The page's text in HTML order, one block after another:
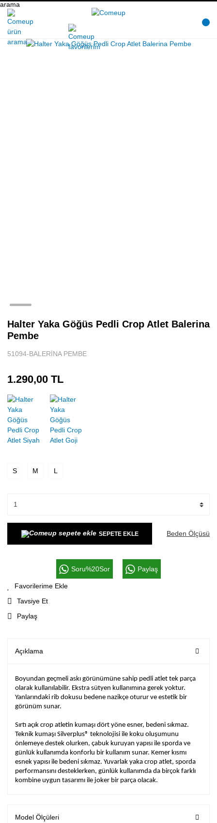
Halter Yaka Göğüs Pedli Crop Atlet Balerina
Pembe
51094-BALERİNA PEMBE
1.290,00 TL
S M L
SEPETE EKLE Beden Ölçüsü
Soru%20Sor Paylaş
Tavsiye Et
Paylaş
Açıklama
Boyundan geçmeli askı görünümüne sahip pedli atlet tek parça
olarak kullanılabilir. Ekstra sütyen kullanımına gerek yoktur.
Yanlarındaki rib dokusu bedene nazikçe oturur ve estetik bir
görünüm sunar.
Sırtı açık crop atletin kumaşı dört yöne esner, bedeni sıkmaz.
Teknik kumaşı Silverplus® teknolojisi ile koku oluşumunu
önlemeye destek olurken, çabuk kuruyan yapısı ile sporda ve
günlük kullanımda konforlu bir kullanım sunar. Kemer kısmı
esnek yapısı ile bedeni sıkmaz. Yuvarlak yaka crop atlet, sporda
performansını desteklerken, günlük kullanımda da birçok farklı
kombine uygun tasarımı ile joker bir parça olacak.
Model Ölçüleri